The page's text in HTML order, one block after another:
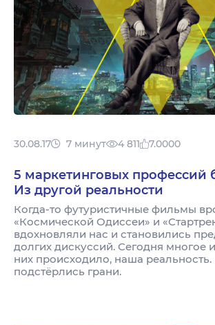
30.08.17 7 минут 4 811 7.0000
5 маркетинговых профессий
Из другой реальности
Когда-то футуристичные фильмы
«Космической Одиссеи» и
вдохновляли нас и становились
долгих дискуссий. Сегодня многое
них происходило, наша реальность.
подстёрлись грани.